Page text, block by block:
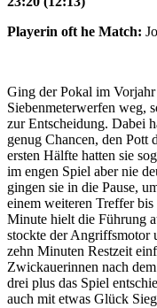
Playerin oft he Match:
Ging der Pokal im
Siebenmeterwerfen weg,
zur Entscheidung. Dabei
genug Chancen, den Pott
ersten Hälfte hatten sie
im engen Spiel aber nie
gingen sie in die Pause,
einem weiteren Treffer
Minute hielt die Führung
stockte der Angriffsmotor
zehn Minuten Restzeit
Zwickauerinnen nach
drei plus das Spiel
auch mit etwas Glück